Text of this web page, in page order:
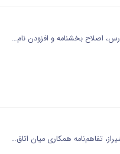
اصلاح بخشنامه و افزودن نام…
تفاهم‌نامه همکاری میان اتاق…